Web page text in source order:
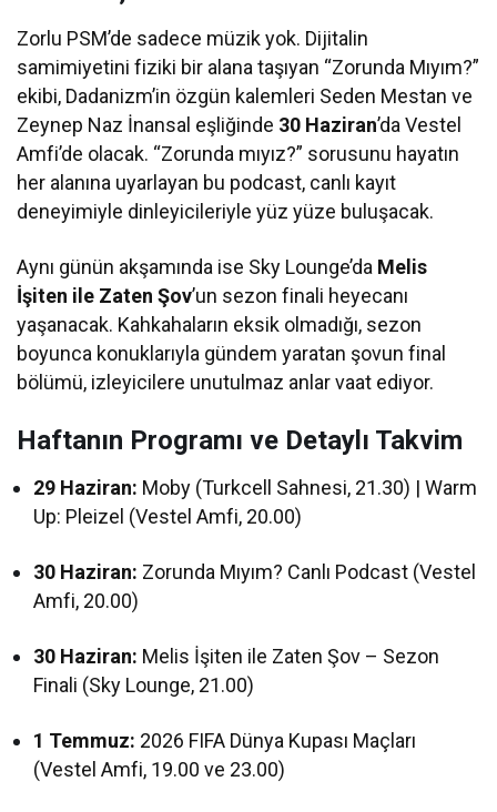
Zorlu PSM’de sadece müzik yok. Dijitalin
samimiyetini fiziki bir alana taşıyan “Zorunda Mıyım?”
ekibi, Dadanizm’in özgün kalemleri Seden Mestan ve
Zeynep Naz İnansal eşliğinde 30 Haziran’da Vestel
Amfi’de olacak. “Zorunda mıyız?” sorusunu hayatın
her alanına uyarlayan bu podcast, canlı kayıt
deneyimiyle dinleyicileriyle yüz yüze buluşacak.
Aynı günün akşamında ise Sky Lounge’da Melis
İşiten ile Zaten Şov’un sezon finali heyecanı
yaşanacak. Kahkahaların eksik olmadığı, sezon
boyunca konuklarıyla gündem yaratan şovun final
bölümü, izleyicilere unutulmaz anlar vaat ediyor.
Haftanın Programı ve Detaylı Takvim
29 Haziran: Moby (Turkcell Sahnesi, 21.30) | Warm
Up: Pleizel (Vestel Amfi, 20.00)
30 Haziran: Zorunda Mıyım? Canlı Podcast (Vestel
Amfi, 20.00)
30 Haziran: Melis İşiten ile Zaten Şov – Sezon
Finali (Sky Lounge, 21.00)
1 Temmuz: 2026 FIFA Dünya Kupası Maçları
(Vestel Amfi, 19.00 ve 23.00)